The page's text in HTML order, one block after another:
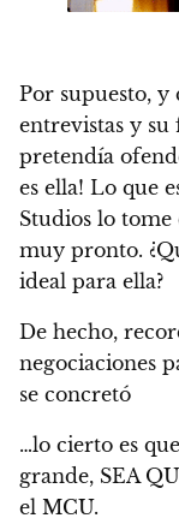
Por supuesto, y
entrevistas y
pretendía
es ella! Lo que
Studios lo
muy pronto.
ideal para ella?
De hecho,
negociaciones
se concretó
…lo cierto es
grande, SEA
el MCU.